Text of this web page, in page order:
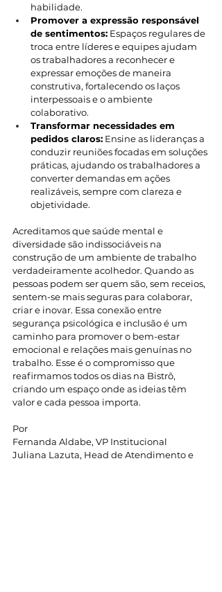
habilidade.
Promover a expressão responsável
de sentimentos: Espaços regulares de
troca entre líderes e equipes ajudam
os trabalhadores a reconhecer e
expressar emoções de maneira
construtiva, fortalecendo os laços
interpessoais e o ambiente
colaborativo.
Transformar necessidades em
pedidos claros: Ensine as lideranças a
conduzir reuniões focadas em soluções
práticas, ajudando os trabalhadores a
converter demandas em ações
realizáveis, sempre com clareza e
objetividade.
Acreditamos que saúde mental e
diversidade são indissociáveis na
construção de um ambiente de trabalho
verdadeiramente acolhedor. Quando as
pessoas podem ser quem são, sem receios,
sentem-se mais seguras para colaborar,
criar e inovar. Essa conexão entre
segurança psicológica e inclusão é um
caminho para promover o bem-estar
emocional e relações mais genuínas no
trabalho. Esse é o compromisso que
reafirmamos todos os dias na Bistrô,
criando um espaço onde as ideias têm
valor e cada pessoa importa.
Por
Fernanda Aldabe, VP Institucional
Juliana Lazuta, Head de Atendimento e